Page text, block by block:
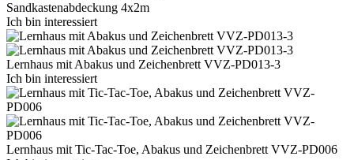
Sandkastenabdeckung 4x2m
Ich bin interessiert
Lernhaus mit Abakus und Zeichenbrett VVZ-PD013-3
Ich bin interessiert
Lernhaus mit Tic-Tac-Toe, Abakus und Zeichenbrett VVZ-PD006